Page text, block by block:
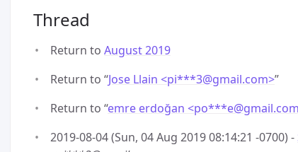
Thread
Return to August 2019
Return to “Jose Llain <pi***3@gmail.com>”
Return to “emre erdoğan <po***e@
2019-08-04 (Sun, 04 Aug 2019 08:14:21 -0700) -